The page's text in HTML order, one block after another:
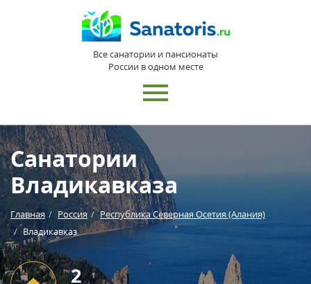
Все санатории и пансионаты
России в одном месте
Санатории
Владикавказа
Главная Россия
Республика Северная Осетия (Алания)
Владикавказ
2